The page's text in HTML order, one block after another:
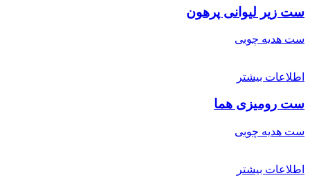
ست زیر لیوانی پرهون
ست هدیه چوبی
اطلاعات بیشتر
ست رومیزی هما
ست هدیه چوبی
اطلاعات بیشتر